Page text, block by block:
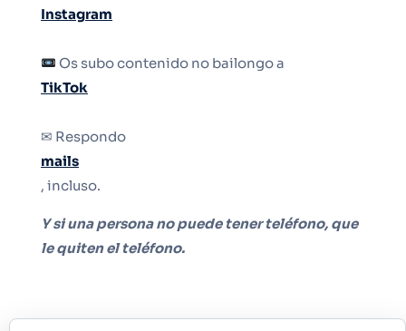
Instagram
Os subo contenido no bailongo a
TikTok
✉ Respondo
mails
, incluso.
Y si una persona no puede tener teléfono, que
le quiten el teléfono.